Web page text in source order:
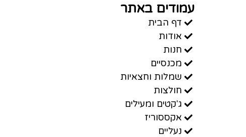
עמודים באתר
דף הבית
אודות
חנות
מכנסיים
שמלות וחצאיות
חולצות
ג'קטים ומעילים
אקססוריז
נעליים